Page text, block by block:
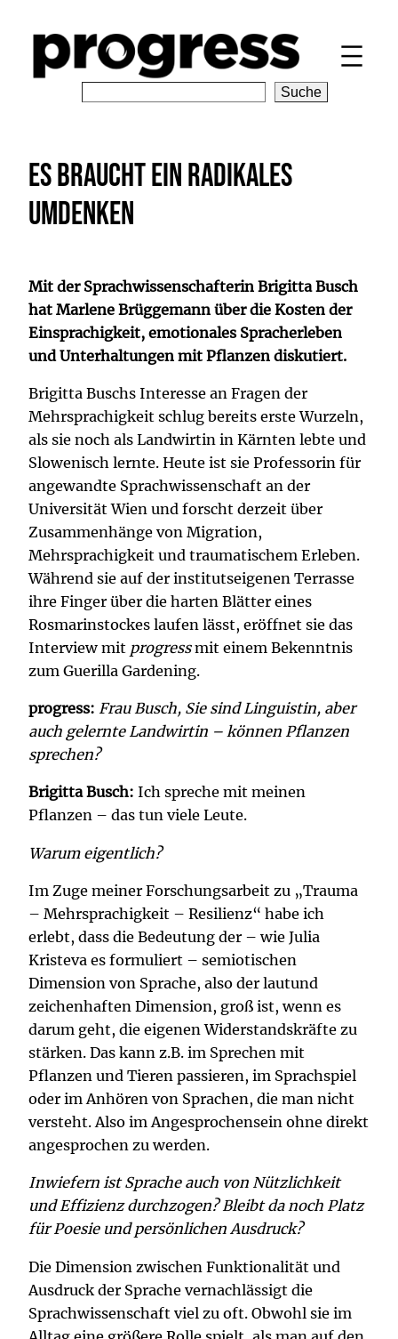
Inhalt
springen
c
h
Suche
Es braucht ein radikales
Umdenken
Mit der Sprachwissenschafterin Brigitta Busch
hat Marlene Brüggemann über die Kosten der
Einsprachigkeit, emotionales Spracherleben
und Unterhaltungen mit Pflanzen diskutiert.
Brigitta Buschs Interesse an Fragen der
Mehrsprachigkeit schlug bereits erste Wurzeln,
als sie noch als Landwirtin in Kärnten lebte und
Slowenisch lernte. Heute ist sie Professorin für
angewandte Sprachwissenschaft an der
Universität Wien und forscht derzeit über
Zusammenhänge von Migration,
Mehrsprachigkeit und traumatischem Erleben.
Während sie auf der institutseigenen Terrasse
ihre Finger über die harten Blätter eines
Rosmarinstockes laufen lässt, eröffnet sie das
Interview mit progressmit einem Bekenntnis
zum Guerilla Gardening.
progress: Frau Busch, Sie sind Linguistin, aber
auch gelernte Landwirtin – können Pflanzen
sprechen?
Brigitta Busch: Ich spreche mit meinen
Pflanzen – das tun viele Leute.
Warum eigentlich?
Im Zuge meiner Forschungsarbeit zu „Trauma
– Mehrsprachigkeit – Resilienz“ habe ich
erlebt, dass die Bedeutung der – wie Julia
Kristeva es formuliert – semiotischen
Dimension von Sprache, also der lautund
zeichenhaften Dimension, groß ist, wenn es
darum geht, die eigenen Widerstandskräfte zu
stärken. Das kann z.B. im Sprechen mit
Pflanzen und Tieren passieren, im Sprachspiel
oder im Anhören von Sprachen, die man nicht
versteht. Also im Angesprochensein ohne direkt
angesprochen zu werden.
Inwiefern ist Sprache auch von Nützlichkeit
und Effizienz durchzogen? Bleibt da noch Platz
für Poesie und persönlichen Ausdruck?
Die Dimension zwischen Funktionalität und
Ausdruck der Sprache vernachlässigt die
Sprachwissenschaft viel zu oft. Obwohl sie im